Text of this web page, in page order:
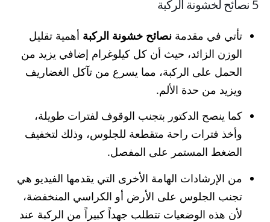
5 نصائح لخشونة الركبة
تأتي في مقدمةنصائح خشونة الركبة أهمية تقليل
الوزن الزائد، حيث أن كل كيلوغرام إضافي يزيد من
الحمل على الركبة، مما يسرع من تآكل الغضاريف
ويزيد من حدة الألم.
كما ينصح الدكتور بتجنب الوقوف لفترات طويلة،
وأخذ فترات راحة متقطعة للجلوس، وذلك لتخفيف
الضغط المستمر على المفصل.
من الإرشادات الهامة الأخرى التي يقدمها الفيديو هي
تجنب الجلوس على الأرض أو الكراسي المنخفضة،
لأن هذه الوضعيات تتطلب جهداً كبيراً من الركبة عند